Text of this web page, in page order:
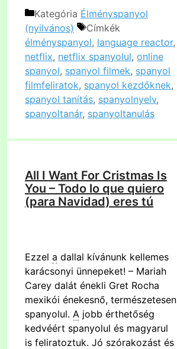
Kategória Élményspanyol
(nyilvános)
Címkék
élményspanyol, language reactor,
netflix, netflix spanyolul, online
spanyol, spanyol filmek, spanyol
filmfeliratok, spanyol kezdőknek,
spanyol tanítás, spanyolnyelv,
spanyoltanár, spanyoltanulás
All I Want For Cristmas Is
You – Todo lo que quiero
(para Navidad) eres tú
Ezzel a dallal kívánunk kellemes
karácsonyi ünnepeket! – Mariah
Carey dalát énekli Gret Rocha
mexikói énekesnő, természetesen
spanyolul. A jobb érthetőség
kedvéért spanyolul és magyarul
is feliratoztuk. Jó szórakozást és